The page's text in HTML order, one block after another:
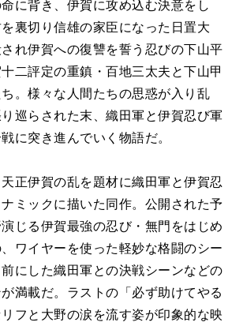
に背き、伊賀に攻め込む決意をし
裏切り信雄の家臣になった日置大
れ伊賀への復讐を誓う忍びの下山平
二評定の重鎮・百地三太夫と下山甲
。様々な人間たちの思惑が入り乱
巡らされた末、織田軍と伊賀忍び軍
に突き進んでいく物語だ。
正伊賀の乱を題材に織田軍と伊賀忍
ミックに描いた同作。公開された予
じる伊賀最強の忍び・無門をはじめ
ワイヤーを使った軽妙な格闘のシー
にした織田軍との決戦シーンなどの
満載だ。ラストの「必ず助けてやる
フと大野の涙を流す姿が印象的な映